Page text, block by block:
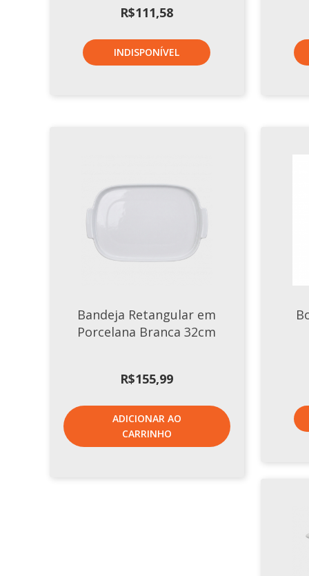
R$111,58
INDISPONÍVEL
Bandeja Retangular em
Porcelana Branca 32cm
R$155,99
ADICIONAR AO
CARRINHO